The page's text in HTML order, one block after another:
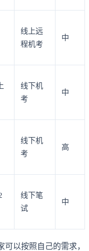
线上远
程机考
中
线下机
考
中
线下机
考
高
线下笔
试
中
可以按照自己的需求，